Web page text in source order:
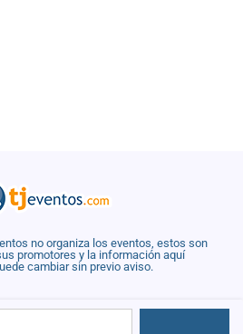
no organiza los eventos, estos son
promotores y la información aquí
cambiar sin previo aviso.